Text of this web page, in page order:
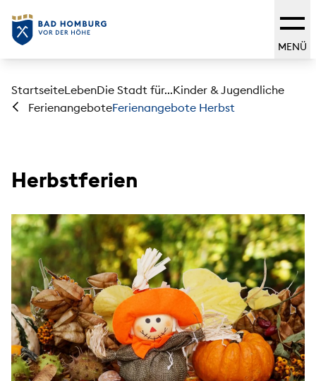
MENÜ
StartseiteLebenDie Stadt für...Kinder & Jugendliche
FerienangeboteFerienangebote Herbst
Herbstferien